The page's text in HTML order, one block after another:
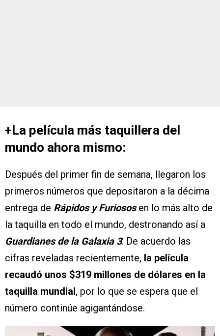
+La película más taquillera del
mundo ahora mismo:
Después del primer fin de semana, llegaron los
primeros números que depositaron a la décima
entrega de Rápidos y Furiososen lo más alto de
la taquilla en todo el mundo, destronando así a
Guardianes de la Galaxia 3. De acuerdo las
cifras reveladas recientemente, la película
recaudó unos $319 millones de dólares en la
taquilla mundial, por lo que se espera que el
número continúe agigantándose.